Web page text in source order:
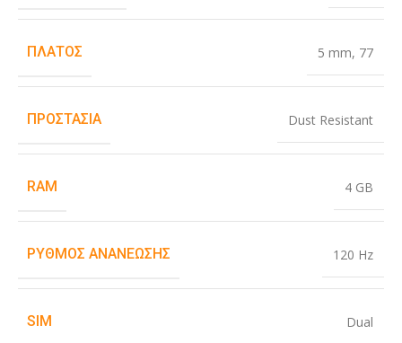
ΠΛΆΤΟΣ 5 mm, 77
ΠΡΟΣΤΑΣΊΑ Dust Resistant
RAM 4 GB
ΡΥΘΜΌΣ ΑΝΑΝΈΩΣΗΣ 120 Hz
SIM Dual